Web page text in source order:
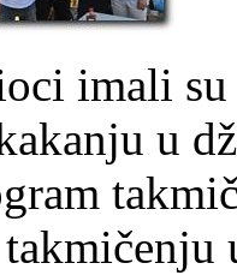
imali
u